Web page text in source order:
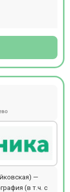
—
(в т.ч. с